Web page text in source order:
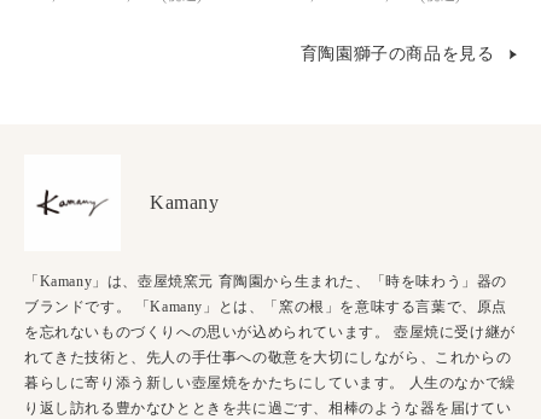
育陶園獅子の商品を見る
Kamany
「Kamany」は、壺屋焼窯元 育陶園から生まれた、「時を味わう」器の
ブランドです。 「Kamany」とは、「窯の根」を意味する言葉で、原点
を忘れないものづくりへの思いが込められています。 壺屋焼に受け継が
れてきた技術と、先人の手仕事への敬意を大切にしながら、これからの
暮らしに寄り添う新しい壺屋焼をかたちにしています。 人生のなかで繰
り返し訪れる豊かなひとときを共に過ごす、相棒のような器を届けてい